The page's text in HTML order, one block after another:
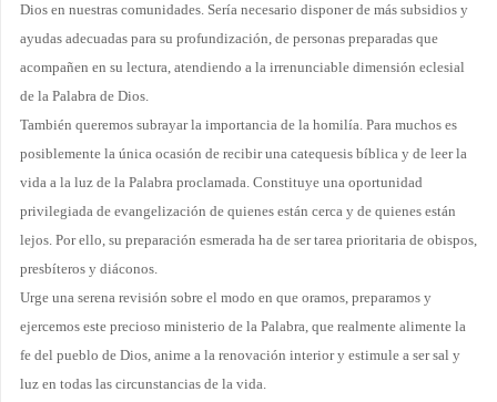
Dios en nuestras comunidades. Sería necesario disponer de más subsidios y
ayudas adecuadas para su profundización, de personas preparadas que
acompañen en su lectura, atendiendo a la irrenunciable dimensión eclesial
de la Palabra de Dios.
También queremos subrayar la importancia de la homilía. Para muchos es
posiblemente la única ocasión de recibir una catequesis bíblica y de leer la
vida a la luz de la Palabra proclamada. Constituye una oportunidad
privilegiada de evangelización de quienes están cerca y de quienes están
lejos. Por ello, su preparación esmerada ha de ser tarea prioritaria de obispos,
presbíteros y diáconos.
Urge una serena revisión sobre el modo en que oramos, preparamos y
ejercemos este precioso ministerio de la Palabra, que realmente alimente la
fe del pueblo de Dios, anime a la renovación in­terior y estimule a ser sal y
luz en todas las circunstancias de la vida.